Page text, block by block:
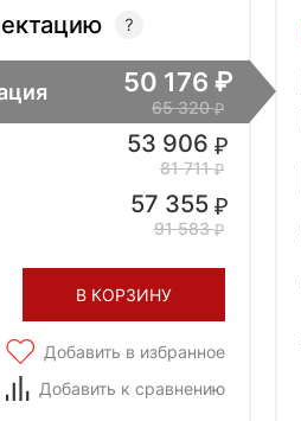
50 176
65 320
53 906
81 711
57 355
91 583
В КОРЗИНУ
Добавить в избранное
Добавить к сравнению